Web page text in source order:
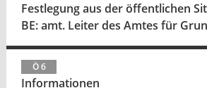
Festlegung aus der öffentlichen
BE: amt. Leiter des Amtes für
Ö 6
Informationen